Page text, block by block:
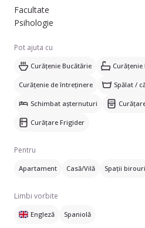
Facultate
Psihologie
Pot ajuta cu
Curățenie Bucătărie Curățenie
Curățenie de întreținere Spălat /
Schimbat așternuturi
Curățare Frigider
Pentru
Apartament Casă/Vilă Spații birouri
Limbi vorbite
Engleză Spaniolă